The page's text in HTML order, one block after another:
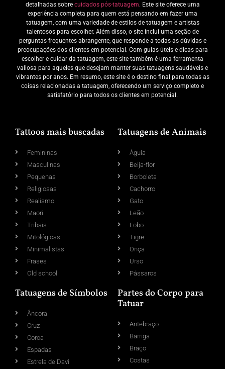
detalhadas sobre cuidados pós-tatuagem. Este site oferece uma
experiência completa para quem está pensando em fazer uma
tatuagem, com uma variedade de estilos de tatuagem e artistas
talentosos para escolher. Além disso, o site inclui uma seção de
perguntas frequentes abrangente, que responde a todas as dúvidas e
preocupações dos clientes em potencial. Com guias úteis e dicas para
escolher e cuidar da tatuagem, este site também é uma ferramenta
valiosa para aqueles que desejam manter suas tatuagens saudáveis e
vibrantes por anos. Em resumo, este site é o destino final para todas as
coisas relacionadas a tatuagem, oferecendo um serviço completo e
satisfatório para todos os clientes em potencial.
Tattoos mais buscadas
Femininas
Masculinas
Pequenas
Religiosas
Realismo
Maori
Tribais
Mitológicas
Minimalistas
Frases
Old school
Tatuagens de Animais
Águia
Beija-flor
Borboleta
Cachorro
Gato
Leão
Lobo
Tigre
Onça
Urso
Pássaros
Tatuagens de Símbolos
Âncora
Cruz
Coroa
Espadas
Estrela de Davi
Partes do Corpo para
Tatuar
Antebraço
Barriga
Braço
Costas